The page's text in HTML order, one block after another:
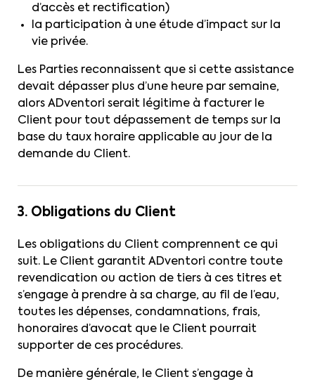
d’accès et rectification)
la participation à une étude d’impact sur la
vie privée.
Les Parties reconnaissent que si cette assistance
devait dépasser plus d’une heure par semaine,
alors ADventori serait légitime à facturer le
Client pour tout dépassement de temps sur la
base du taux horaire applicable au jour de la
demande du Client.
3. Obligations du Client
Les obligations du Client comprennent ce qui
suit. Le Client garantit ADventori contre toute
revendication ou action de tiers à ces titres et
s’engage à prendre à sa charge, au fil de l’eau,
toutes les dépenses, condamnations, frais,
honoraires d’avocat que le Client pourrait
supporter de ces procédures.
De manière générale, le Client s’engage à